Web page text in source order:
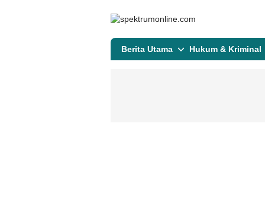
spektrumonline.com
Berita Utama
Hukum & Kriminal